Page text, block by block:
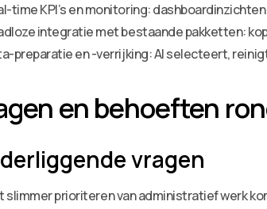
time KPI’s en monitoring:
integratie met bestaande pakketten:
preparatie en -verrijking: AI selecteert,
en behoeften
vragen
slimmer prioriteren van administratief werk